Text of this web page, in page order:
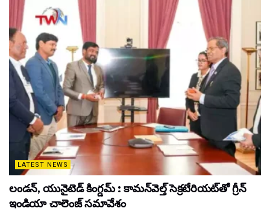
LATEST NEWS
లండన్, యునైటెడ్ కింగ్డమ్ : కామన్‌వెల్త్ సెక్రటేరియట్‌తో గ్రీన్
ఇండియా చాలెంజ్ సమావేశం